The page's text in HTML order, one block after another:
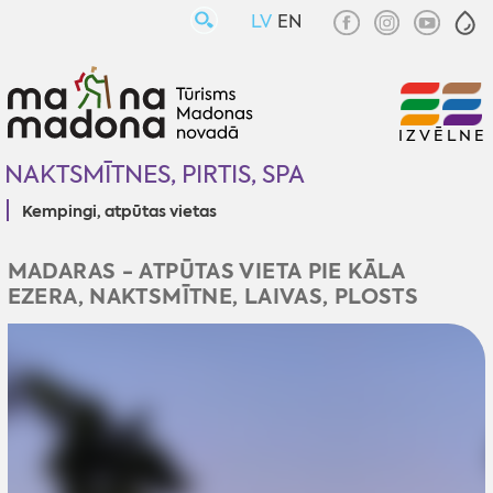
LV EN
NAKTSMĪTNES, PIRTIS, SPA
Kempingi, atpūtas vietas
IZVĒLNE
MADARAS - ATPŪTAS VIETA PIE KĀLA
EZERA, NAKTSMĪTNE, LAIVAS, PLOSTS